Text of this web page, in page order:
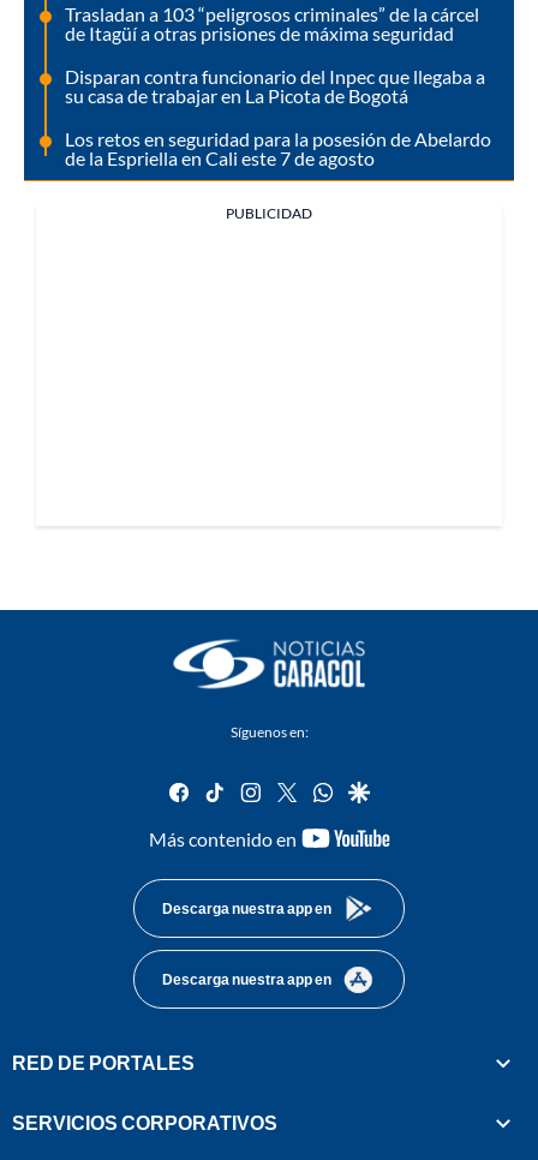
Trasladan a 103 “peligrosos criminales” de la cárcel
de Itagüí a otras prisiones de máxima seguridad
Disparan contra funcionario del Inpec que llegaba a
su casa de trabajar en La Picota de Bogotá
Los retos en seguridad para la posesión de Abelardo
de la Espriella en Cali este 7 de agosto
PUBLICIDAD
Síguenos en:
facebook
tiktok instagram
twitterwhatsapp
google
Más contenido en
youtube-
Descarga nuestra app en
Descarga nuestra app en
RED DE PORTALES
SERVICIOS CORPORATIVOS